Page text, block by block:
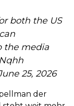
both the US
the media
25, 2026
der